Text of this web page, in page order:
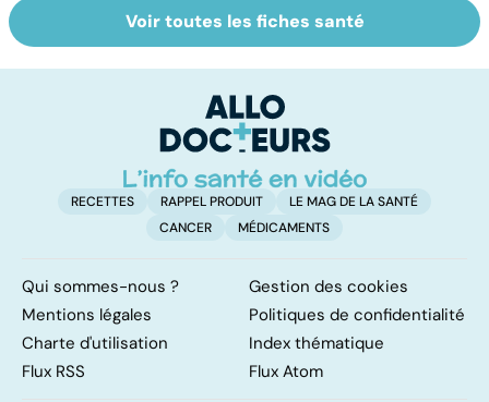
HPV : tout savoir
sur les
Glandes
salivaires : les
glande parotide
Voir toutes les fiches santé
RECETTES RAPPEL PRODUIT
LE MAG DE LA SANTÉ
CANCER
MÉDICAMENTS
Qui sommes-nous ?
Gestion des cookies
Mentions légales
Politiques de confidentialité
Charte d'utilisation
Index thématique
Flux RSS
Flux Atom